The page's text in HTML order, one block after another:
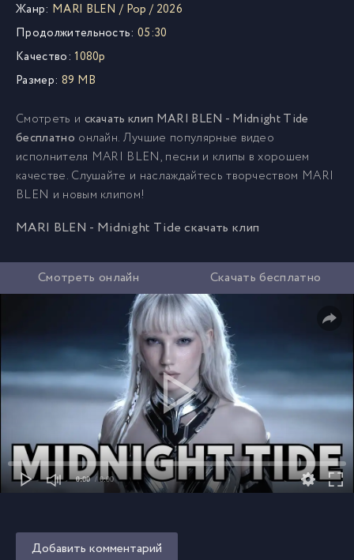
Жанр: MARI BLEN / Pop / 2026
Продолжительность: 05:30
Качество: 1080p
Размер: 89 MB
Смотреть и скачать клип MARI BLEN - Midnight Tide
бесплатно онлайн. Лучшие популярные видео
исполнителя MARI BLEN, песни и клипы в хорошем
качестве. Слушайте и наслаждайтесь творчеством MARI
BLEN и новым клипом!
MARI BLEN - Midnight Tide скачать клип
Смотреть онлайн Скачать бесплатно
0:00 / 0:00
Добавить комментарий